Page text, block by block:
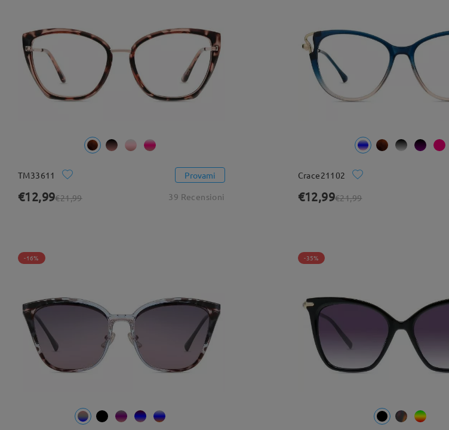
TM33611 Provami
€12,99€21,99 39 Recensioni
Crace21102
€12,99€21,99
-16% -35%